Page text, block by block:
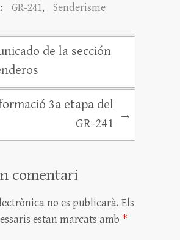
m
pa
rt
ei
x
GR-241, Senderisme
de la sección
3a etapa del
GR-241
→
comentari
no es publicarà. Els
estan marcats amb *